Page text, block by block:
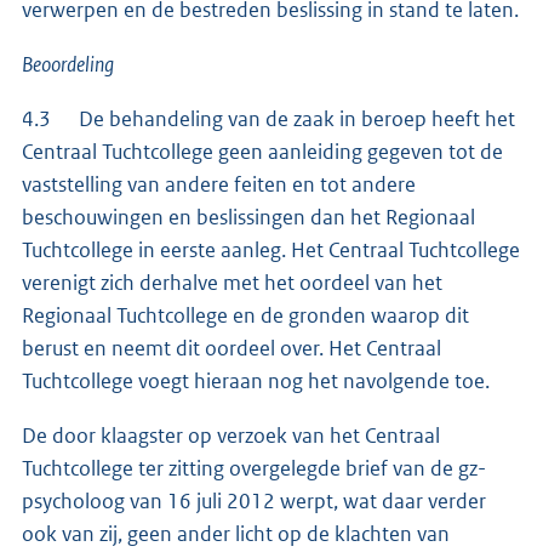
verwerpen en de bestreden beslissing in stand te laten.
Beoordeling
4.3 De behandeling van de zaak in beroep heeft het
Centraal Tuchtcollege geen aanleiding gegeven tot de
vaststelling van andere feiten en tot andere
beschouwingen en beslissingen dan het Regionaal
Tuchtcollege in eerste aanleg. Het Centraal Tuchtcollege
verenigt zich derhalve met het oordeel van het
Regionaal Tuchtcollege en de gronden waarop dit
berust en neemt dit oordeel over. Het Centraal
Tuchtcollege voegt hieraan nog het navolgende toe.
De door klaagster op verzoek van het Centraal
Tuchtcollege ter zitting overgelegde brief van de gz-
psycholoog van 16 juli 2012 werpt, wat daar verder
ook van zij, geen ander licht op de klachten van